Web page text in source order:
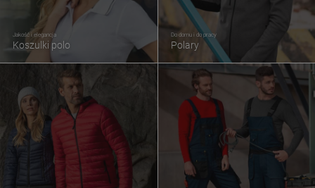
Jakość i elegancja
Koszulki polo
Do domu i do pracy
Polary